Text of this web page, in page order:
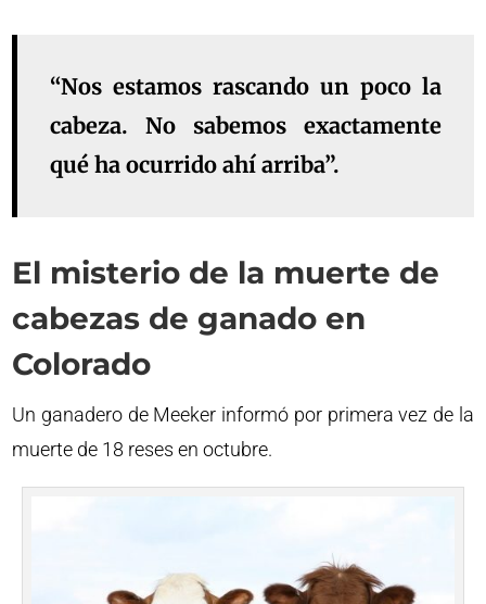
“Nos estamos rascando un poco la
cabeza. No sabemos exactamente
qué ha ocurrido ahí arriba”.
El misterio de la muerte de
cabezas de ganado en
Colorado
Un ganadero de Meeker informó por primera vez de la
muerte de 18 reses en octubre.